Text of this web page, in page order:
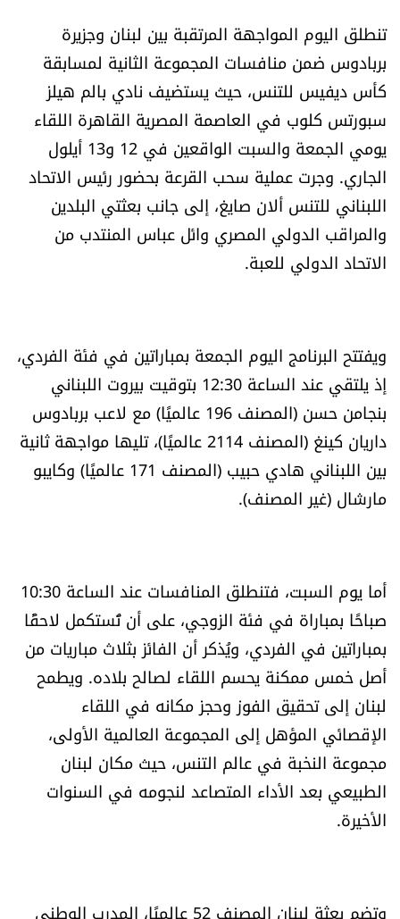
كتّابنا
تحت المجهر
آراء
اقتصاد
العالم
ثقافة وفنون
فصل من كتاب
اقرأ تضحك
صحّة وصحن
الرياضة
منوّعات
حظّك اليوم
للتاريخ
تنطلق اليوم المواجهة المرتقبة بين لبنان وجزيرة
بربادوس ضمن منافسات المجموعة الثانية لمسابقة
كأس ديفيس للتنس، حيث يستضيف نادي بالم هيلز
سبورتس كلوب في العاصمة المصرية القاهرة اللقاء
يومي الجمعة والسبت الواقعين في 12 و13 أيلول
الجاري. وجرت عملية سحب القرعة بحضور رئيس الاتحاد
اللبناني للتنس ألان صايغ، إلى جانب بعثتي البلدين
والمراقب الدولي المصري وائل عباس المنتدب من
الاتحاد الدولي للعبة.
ويفتتح البرنامج اليوم الجمعة بمباراتين في فئة الفردي،
إذ يلتقي عند الساعة 12:30 بتوقيت بيروت اللبناني
بنجامن حسن (المصنف 196 عالميًا) مع لاعب بربادوس
داريان كينغ (المصنف 2114 عالميًا)، تليها مواجهة ثانية
بين اللبناني هادي حبيب (المصنف 171 عالميًا) وكايبو
مارشال (غير المصنف).
أما يوم السبت، فتنطلق المنافسات عند الساعة 10:30
صباحًا بمباراة في فئة الزوجي، على أن تُستكمل لاحقًا
بمباراتين في الفردي، ويُذكر أن الفائز بثلاث مباريات من
أصل خمس ممكنة يحسم اللقاء لصالح بلاده. ويطمح
لبنان إلى تحقيق الفوز وحجز مكانه في اللقاء
الإقصائي المؤهل إلى المجموعة العالمية الأولى،
مجموعة النخبة في عالم التنس، حيث مكان لبنان
الطبيعي بعد الأداء المتصاعد لنجومه في السنوات
الأخيرة.